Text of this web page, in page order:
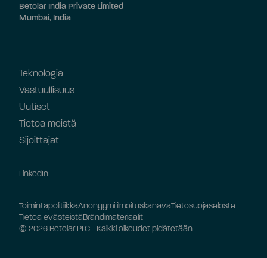
Betolar India Private Limited
Mumbai, India
Teknologia
Vastuullisuus
Uutiset
Tietoa meistä
Sijoittajat
LinkedIn
© 2026 Betolar PLC - Kaikki oikeudet pidätetään
ToimintapolitiikkaAnonyymi ilmoituskanavaTietosuojaseloste
Tietoa evästeistäBrändimateriaalit